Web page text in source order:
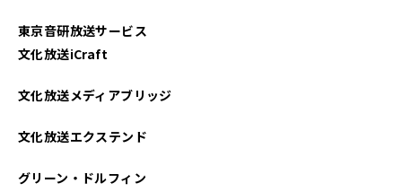
東京音研放送サービス
文化放送iCraft
文化放送メディアブリッジ
文化放送エクステンド
グリーン・ドルフィン